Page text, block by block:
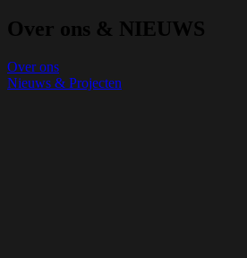
Over ons & NIEUWS
Over ons
Nieuws & Projecten